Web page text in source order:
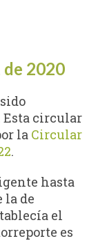
de 2020
Esta circular
la Circular
.
hasta
la de
el
es